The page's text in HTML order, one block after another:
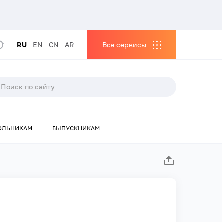
RU EN CN AR Все сервисы
ВЫПУСКНИКАМ